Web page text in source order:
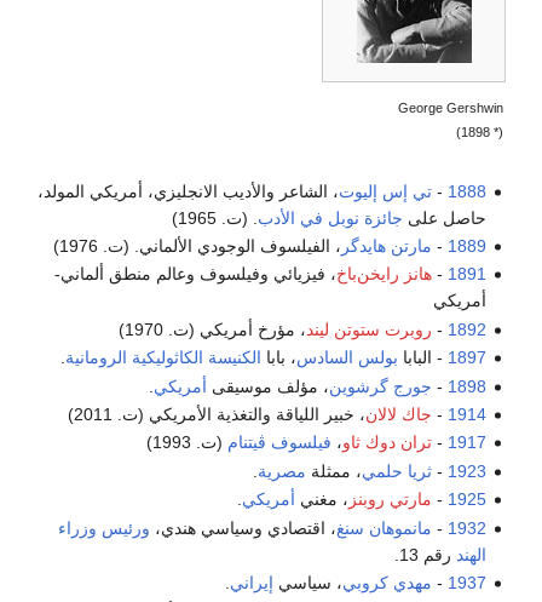
George Gershwin
(* 1898)
1888
-تي إس إليوت، الشاعر والأديب الانجليزي، أمريكي المولد،
حاصل على جائزة نوبل في الأدب . (ت. 1965)
1889
- مارتن هايدگر ، الفيلسوف الوجودي الألماني. (ت. 1976)
1891
-هانز رايخن‌باخ، فيزيائي وفيلسوف وعالم منطق ألماني-
أمريكي
1892
- روبرت ستوتن ليند، مؤرخ أمريكي (ت. 1970)
1897 - البابا بولس السادس، بابا الكنيسة الكاثوليكية الرومانية.
1898
- جورج گرشوين، مؤلف موسيقى أمريكي
1914
- جاك لالان، خبير اللياقة والتغذية الأمريكي (ت. 2011)
1917
-تران دوك ثاو، فيلسوف ڤيتنام (ت. 1993)
1923
-ثريا حلمي، ممثلة مصرية
1925
- مارتي روبنز ، مغني أمريكي
1932
- مانموهان سنغ، اقتصادي وسياسي هندي، ورئيس وزراء
الهند رقم 13.
1937
- مهدي كروبي، سياسي إيراني